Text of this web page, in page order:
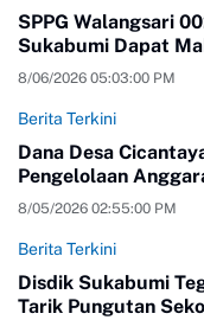
SPPG Walangsari
Sukabumi Dapat
8/06/2026 05:03:00 PM
Berita Terkini
Dana Desa
Pengelolaan
8/05/2026 02:55:00 PM
Berita Terkini
Disdik Sukabumi
Tarik Pungutan